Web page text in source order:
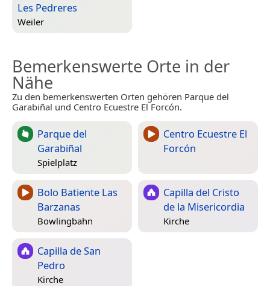
Les Pedreres
Weiler
Bemerkenswerte Orte in der
Nähe
Zu den bemerkenswerten Orten gehören Parque del
Garabiñal und Centro Ecuestre El Forcón.
Parque del
Garabiñal
Spielplatz
Centro Ecuestre El
Forcón
Bolo Batiente Las
Barzanas
Bowlingbahn
Capilla del Cristo
de la Misericordia
Kirche
Capilla de San
Pedro
Kirche